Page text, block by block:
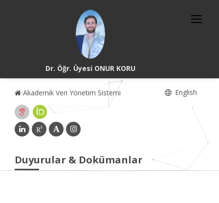
Dr. Öğr. Üyesi ONUR KORU
Akademik Veri Yönetim Sistemi English
Duyurular & Dokümanlar